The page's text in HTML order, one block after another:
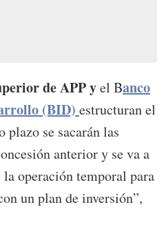
de APP yel Banco
(BID) estructuran el
plazo se sacarán las
anterior y se va a
operación temporal para
un plan de inversión”,